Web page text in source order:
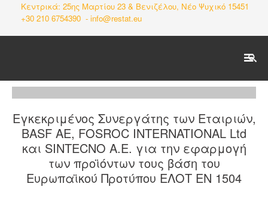
Κεντρικά: 25ης Μαρτίου 23 & Βενιζέλου, Νέο Ψυχικό 15451
+30 210 6754390 - info@restat.eu
Εγκεκριμένος Συνεργάτης των Εταιριών,
BASF AE, FOSROC INTERNATIONAL Ltd
και SINTECNO Α.Ε. για την εφαρμογή
των προϊόντων τους βάση του
Ευρωπαϊκού Προτύπου ΕΛΟΤ ΕΝ 1504
SEARCH
Ποιοί Είμαστε
Δραστηριότητες